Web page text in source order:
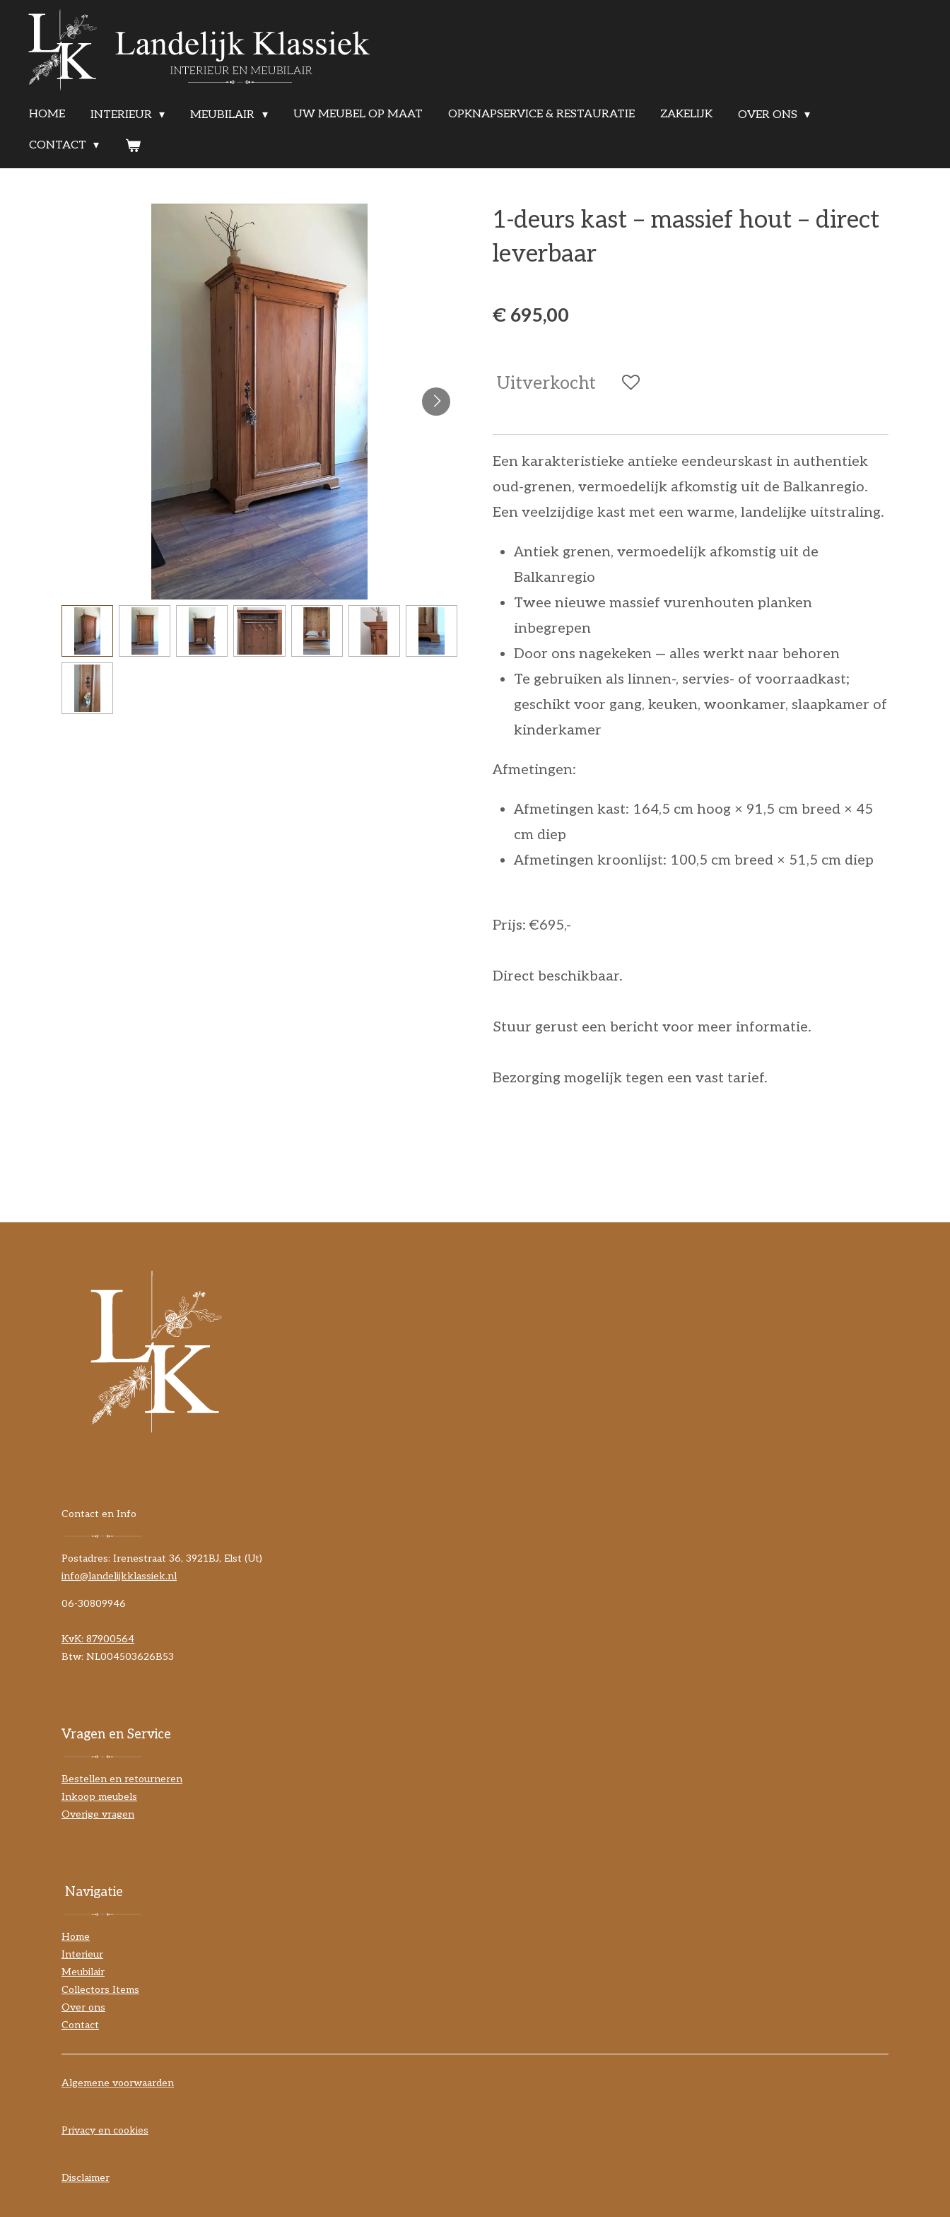
direct
naar
hoofdinhoud
HOME INTERIEUR MEUBILAIR UW MEUBEL OP MAAT OPKNAPSERVICE & RESTAURATIE ZAKELIJK OVER ONS
CONTACT
1-deurs kast – massief hout – direct
leverbaar
€ 695,00
Uitverkocht
Een karakteristieke antieke eendeurskast in authentiek
oud-grenen, vermoedelijk afkomstig uit de Balkanregio.
Een veelzijdige kast met een warme, landelijke uitstraling.
Antiek grenen, vermoedelijk afkomstig uit de
Balkanregio
Twee nieuwe massief vurenhouten planken
inbegrepen
Door ons nagekeken — alles werkt naar behoren
Te gebruiken als linnen-, servies- of voorraadkast;
geschikt voor gang, keuken, woonkamer, slaapkamer of
kinderkamer
Afmetingen:
Afmetingen kast: 164,5 cm hoog × 91,5 cm breed × 45
cm diep
Afmetingen kroonlijst: 100,5 cm breed × 51,5 cm diep
Prijs: €695,-
Direct beschikbaar.
Stuur gerust een bericht voor meer informatie.
Bezorging mogelijk tegen een vast tarief.
Contact en Info
Postadres: Irenestraat 36, 3921BJ, Elst (Ut)
info@landelijkklassiek.nl
06-30809946
KvK: 87900564
Btw: NL004503626B53
Vragen en Service
Bestellen en retourneren
Inkoop meubels
Overige vragen
Navigatie
Home
Interieur
Meubilair
Collectors Items
Over ons
Contact
Algemene voorwaarden
Privacy en cookies
Disclaimer